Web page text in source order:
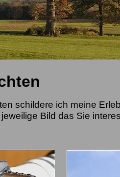
schildere ich meine
Bild das Sie